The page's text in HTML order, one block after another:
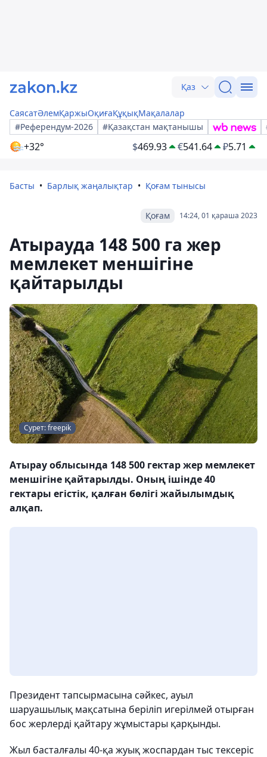
Қаз
СаясатӘлемҚаржыОқиғаҚұқықМақалалар
#Референдум-2026
#Қазақстан мақтанышы
+32° $469.93 €541.64 ₽5.71
Басты Барлық жаңалықтар Қоғам тынысы
14:24, 01 қараша 2023
Қоғам
Атырауда 148 500 га жер
мемлекет меншігіне
қайтарылды
Сурет: freepik
Атырау облысында 148 500 гектар жер мемлекет
меншігіне қайтарылды. Оның ішінде 40
гектары егістік, қалған бөлігі жайылымдық
алқап.
Президент тапсырмасына сәйкес, ауыл
шаруашылық мақсатына беріліп игерілмей отырған
бос жерлерді қайтару жұмыстары қарқынды.
Жыл басталғалы 40-қа жуық жоспардан тыс тексеріс